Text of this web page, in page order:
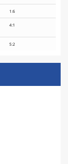
1:6
4:1
5:2